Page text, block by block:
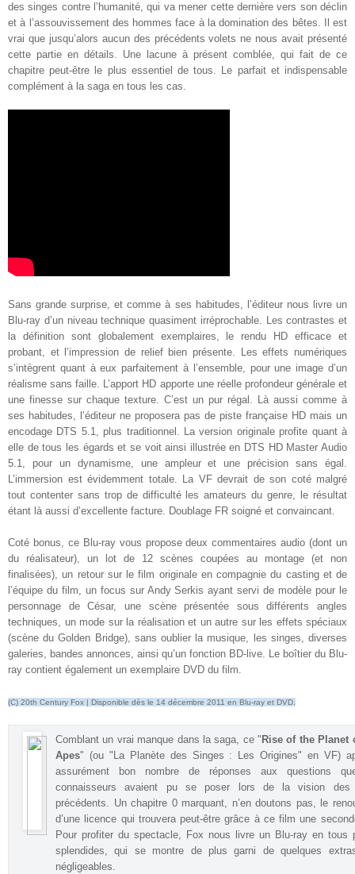
des singes contre l’humanité, qui va mener cette dernière vers son déclin
et à l’assouvissement des hommes face à la domination des bêtes. Il est
vrai que jusqu’alors aucun des précédents volets ne nous avait présenté
cette partie en détails. Une lacune à présent comblée, qui fait de ce
chapitre peut-être le plus essentiel de tous. Le parfait et indispensable
complément à la saga en tous les cas.
Sans grande surprise, et comme à ses habitudes, l’éditeur nous livre un
Blu-ray d’un niveau technique quasiment irréprochable. Les contrastes et
la définition sont globalement exemplaires, le rendu HD efficace et
probant, et l’impression de relief bien présente. Les effets numériques
s’intègrent quant à eux parfaitement à l’ensemble, pour une image d’un
réalisme sans faille. L’apport HD apporte une réelle profondeur générale et
une finesse sur chaque texture. C’est un pur régal. Là aussi comme à
ses habitudes, l’éditeur ne proposera pas de piste française HD mais un
encodage DTS 5.1, plus traditionnel. La version originale profite quant à
elle de tous les égards et se voit ainsi illustrée en DTS HD Master Audio
5.1, pour un dynamisme, une ampleur et une précision sans égal.
L’immersion est évidemment totale. La VF devrait de son coté malgré
tout contenter sans trop de difficulté les amateurs du genre, le résultat
étant là aussi d’excellente facture. Doublage FR soigné et convaincant.
Coté bonus, ce Blu-ray vous propose deux commentaires audio (dont un
du réalisateur), un lot de 12 scènes coupées au montage (et non
finalisées), un retour sur le film originale en compagnie du casting et de
l’équipe du film, un focus sur Andy Serkis ayant servi de modèle pour le
personnage de César, une scène présentée sous différents angles
techniques, un mode sur la réalisation et un autre sur les effets spéciaux
(scène du Golden Bridge), sans oublier la musique, les singes, diverses
galeries, bandes annonces, ainsi qu’un fonction BD-live. Le boîtier du Blu-
ray contient également un exemplaire DVD du film.
(C) 20th Century Fox | Disponible dès le 14 décembre 2011 en Blu-ray et DVD.
Comblant un vrai manque dans la saga, ce " Rise of the Planet
Apes" (ou "La Planète des Singes : Les Origines" en VF)
assurément bon nombre de réponses aux questions
connaisseurs avaient pu se poser lors de la vision des
précédents. Un chapitre 0 marquant, n’en doutons pas, le
d’une licence qui trouvera peut-être grâce à ce film une
Pour profiter du spectacle, Fox nous livre un Blu-ray en tous
splendides, qui se montre de plus garni de quelques
négligeables.